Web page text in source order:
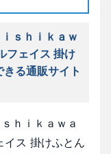
ｓｈｉｋａｗ
フェイス 掛け
る通販サイト
ｈｉｋａｗａ
イス 掛けふとん